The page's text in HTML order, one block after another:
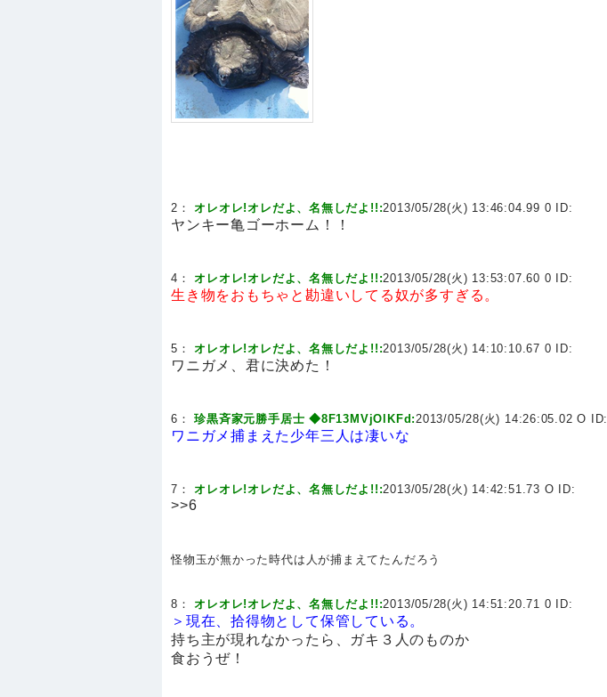
2：オレオレ!オレだよ、名無しだよ!!:2013/05/28(火) 13:46:04.99 0 ID:
ヤンキー亀ゴーホーム！！
4：オレオレ!オレだよ、名無しだよ!!:2013/05/28(火) 13:53:07.60 0 ID:
生き物をおもちゃと勘違いしてる奴が多すぎる。
5：オレオレ!オレだよ、名無しだよ!!:2013/05/28(火) 14:10:10.67 0 ID:
ワニガメ、君に決めた！
6：珍黒斉家元勝手居士 ◆8F13MVjOlKFd:2013/05/28(火) 14:26:05.02 O ID:
ワニガメ捕まえた少年三人は凄いな
7：オレオレ!オレだよ、名無しだよ!!:2013/05/28(火) 14:42:51.73 O ID:
>>6
怪物玉が無かった時代は人が捕まえてたんだろう
8：オレオレ!オレだよ、名無しだよ!!:2013/05/28(火) 14:51:20.71 0 ID:
＞現在、拾得物として保管している。
持ち主が現れなかったら、ガキ３人のものか
食おうぜ！